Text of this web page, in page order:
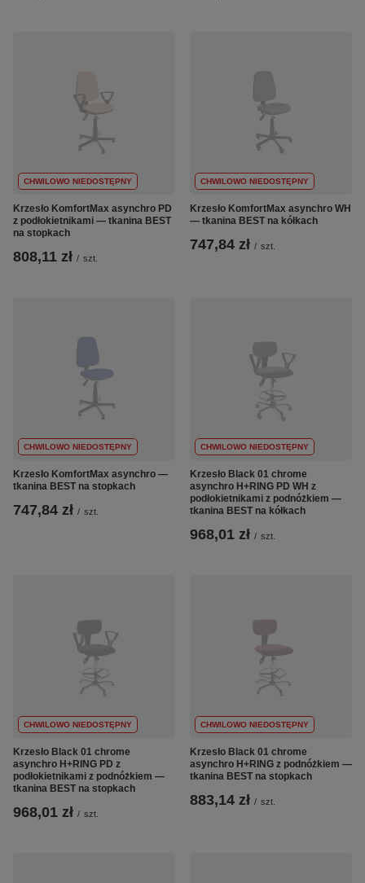
CHWILOWO NIEDOSTĘPNY
Krzesło KomfortMax asynchro PD
z podłokietnikami — tkanina BEST
na stopkach
808,11 zł / szt.
CHWILOWO NIEDOSTĘPNY
Krzesło KomfortMax asynchro WH
— tkanina BEST na kółkach
747,84 zł / szt.
CHWILOWO NIEDOSTĘPNY
Krzesło KomfortMax asynchro —
tkanina BEST na stopkach
747,84 zł / szt.
CHWILOWO NIEDOSTĘPNY
Krzesło Black 01 chrome
asynchro H+RING PD WH z
podłokietnikami z podnóżkiem —
tkanina BEST na kółkach
968,01 zł / szt.
CHWILOWO NIEDOSTĘPNY
Krzesło Black 01 chrome
asynchro H+RING PD z
podłokietnikami z podnóżkiem —
tkanina BEST na stopkach
968,01 zł / szt.
CHWILOWO NIEDOSTĘPNY
Krzesło Black 01 chrome
asynchro H+RING z podnóżkiem —
tkanina BEST na stopkach
883,14 zł / szt.